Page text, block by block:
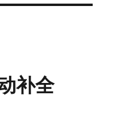
补全